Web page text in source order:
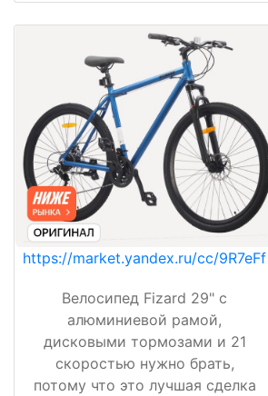
https://market.yandex.ru/cc/9R7eFf
Велосипед Fizard 29" с
алюминиевой рамой,
дисковыми тормозами и 21
скоростью нужно брать,
потому что это лучшая сделка